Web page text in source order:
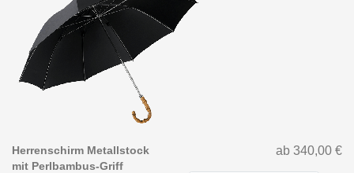
Herrenschirm Metallstock
mit Perlbambus-Griff
ab 340,00 €